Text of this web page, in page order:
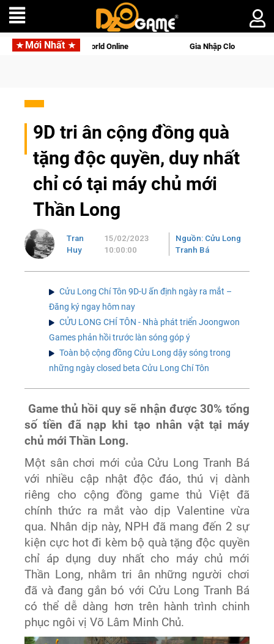
Mới Nhất
gọi Palworld Online Gia Nhập Closed Beta Norse Saga:
9D tri ân cộng đồng quà
tặng độc quyền, duy nhất
chỉ có tại máy chủ mới
Thần Long
Tran
Huy
15/02/2023
10:00:00
Nguồn: Cửu Long
Tranh Bá
Cửu Long Chí Tôn 9D-U ấn định ngày ra mắt –
Đăng ký ngay hôm nay
CỬU LONG CHÍ TÔN - Nhà phát triển Joongwon
Games phản hồi trước làn sóng góp ý
Toàn bộ cộng đồng Cửu Long dậy sóng trong
những ngày closed beta Cửu Long Chí Tôn
Game thủ hồi quy sẽ nhận được 30% tổng
số tiền đã nạp khi tạo nhân vật tại máy
chủ mới Thần Long.
Một sân chơi mới của Cửu Long Tranh Bá
với nhiều cập nhật độc đáo, thú vị dành
riêng cho cộng đồng game thủ Việt đã
chính thức ra mắt vào dịp Valentine vừa
qua. Nhân dịp này, NPH đã mang đến 2 sự
kiện cực hot đi kèm bộ quà tặng độc quyền
chỉ áp dụng duy nhất cho máy chủ mới
Thần Long, nhằm tri ân những người chơi
đã và đang gắn bó với Cửu Long Tranh Bá
có thể dễ dàng hơn trên hành trình chinh
phục ngôi vị Võ Lâm Minh Chủ.